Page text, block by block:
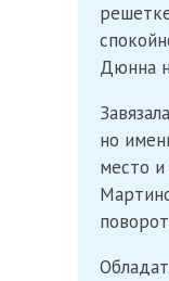
Дюнна
но
место